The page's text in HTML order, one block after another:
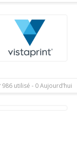
986 utilisé - 0 Aujourd’hui